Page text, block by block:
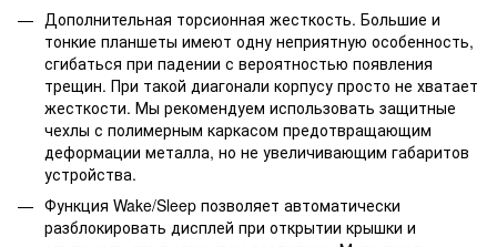
Дополнительная торсионная жесткость. Большие и
тонкие планшеты имеют одну неприятную особенность,
сгибаться при падении с вероятностью появления
трещин. При такой диагонали корпусу просто не хватает
жесткости. Мы рекомендуем использовать защитные
чехлы с полимерным каркасом предотвращающим
деформации металла, но не увеличивающим габаритов
устройства.
Функция Wake/Sleep позволяет автоматически
разблокировать дисплей при открытии крышки и